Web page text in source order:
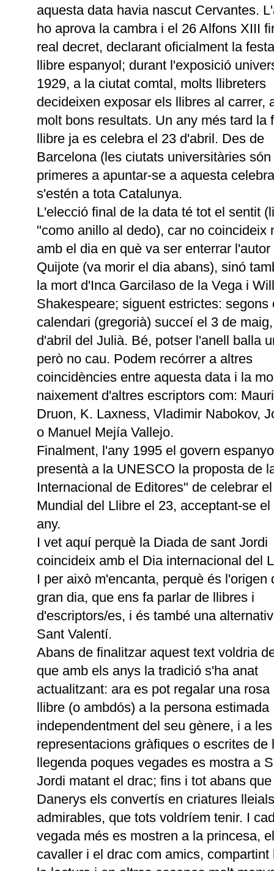
aquesta data havia nascut Cervantes.
ho aprova la cambra i el 26 Alfons XIII
real decret, declarant oficialment la
llibre espanyol; durant l'exposició
1929, a la ciutat comtal, molts llibreters
decideixen exposar els llibres al carrer,
molt bons resultats. Un any més tard la
llibre ja es celebra el 23 d'abril. Des de
Barcelona (les ciutats universitàries
primeres a apuntar-se a aquesta
s'estén a tota Catalunya.
L'elecció final de la data té tot el sentit
"como anillo al dedo), car no coincideix
amb el dia en què va ser enterrar l'autor
Quijote (va morir el dia abans), sinó
la mort d'Inca Garcilaso de la Vega i
Shakespeare; siguent estrictes: segons
calendari (gregorià) succeí el 3 de
d'abril del Julià. Bé, potser l'anell balla
però no cau. Podem recórrer a altres
coincidències entre aquesta data i la
naixement d'altres escriptors com:
Druon, K. Laxness, Vladimir Nabokov,
o Manuel Mejía Vallejo.
Finalment, l'any 1995 el govern
presentà a la UNESCO la proposta de
Internacional de Editores" de celebrar
Mundial del Llibre el 23, acceptant-se
any.
I vet aquí perquè la Diada de sant Jordi
coincideix amb el Dia internacional del
I per això m'encanta, perquè és l'origen
gran dia, que ens fa parlar de llibres i
d'escriptors/es, i és també una
Sant Valentí.
Abans de finalitzar aquest text voldria
que amb els anys la tradició s'ha anat
actualitzant: ara es pot regalar una rosa
llibre (o ambdós) a la persona estimada
independentment del seu gènere, i a
representacions gràfiques o escrites de
llegenda poques vegades es mostra a
Jordi matant el drac; fins i tot abans que
Danerys els convertís en criatures
admirables, que tots voldríem tenir. I
vegada més es mostren a la princesa, el
cavaller i el drac com amics, compartint